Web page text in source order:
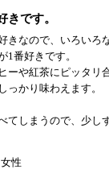
きです。
きなので、いろいろ
1番好きです。
ーや紅茶にピッタリ
っかり味わえます。
てしまうので、少し
性